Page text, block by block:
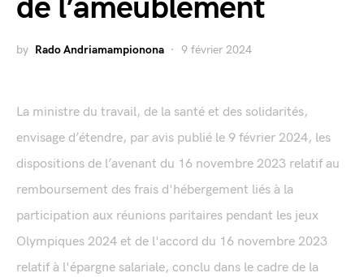
de l’ameublement
by Rado Andriamampionona 9 février 2024
La ministre du travail, de la santé et des solidarités,
envisage d’étendre, par avis publié le 9 février 2024, les
dispositions de l’avenant du 16 novembre 2023 relatif au
remboursement des frais d'hébergement liés à la
participation aux réunions paritaires pendant les jeux
Olympiques 2024 et de l'accord du 16 novembre 2023
relatif à l'épargne salariale, conclu dans le cadre de la